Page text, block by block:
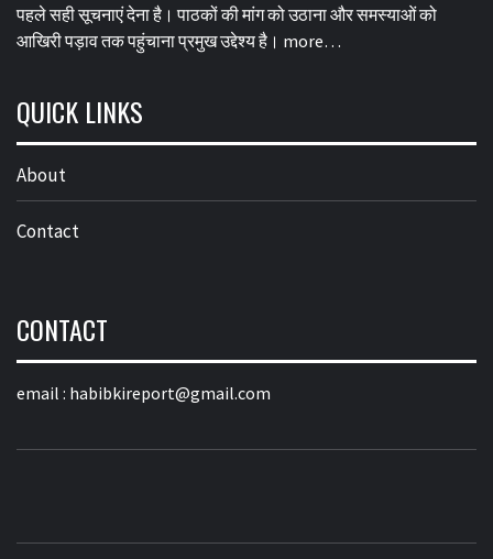
पहले सही सूचनाएं देना है। पाठकों की मांग को उठाना और समस्याओं को
आखिरी पड़ाव तक पहुंचाना प्रमुख उद्देश्य है। more…
QUICK LINKS
About
Contact
CONTACT
email : habibkireport@gmail.com